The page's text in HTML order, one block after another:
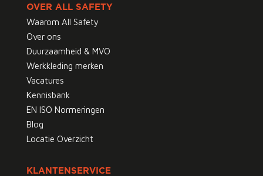
OVER ALL SAFETY
Waarom All Safety
Over ons
Duurzaamheid & MVO
Werkkleding merken
Vacatures
Kennisbank
EN ISO Normeringen
Blog
Locatie Overzicht
KLANTENSERVICE